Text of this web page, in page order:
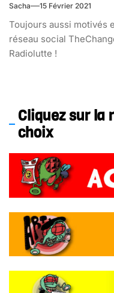
Sacha 15 Février 2021
Toujours aussi motivés
réseau social
Radiolutte !
Cliquez sur la
choix